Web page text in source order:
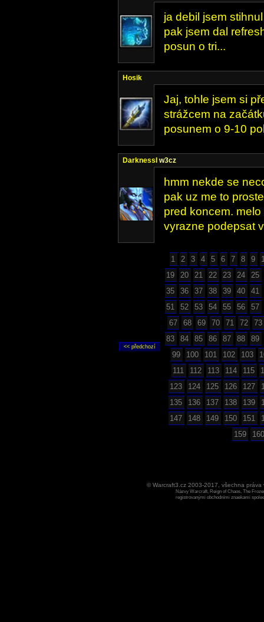
ja debil jsem
pak jsem dal
posun o tri...
Hosik
Jaj, tohle jsem si
strážcem na
posunem o 9-10
DarknessI w3cz
hmm nekde se
pak uz me to
pred koncem.
vyrazne podepsat
1 2 3 4 5 6 7 8 9
19
20 21 22 23 24
25
35
36 37 38 39 40
41
51
52 53 54 55 56
57
67
68 69 70 71 72
73
83
84 85 86 87 88
89
99
100 101 102 103
111
112 113 114 115
123
124 125 126 127
135
136 137 138 139
147
148 149 150 151
159
160
© Warcraft3.cz 2003-2017, všechna
Názvy Warcraft, Reign of Chaos, The
registrovanými obchodními znaekami